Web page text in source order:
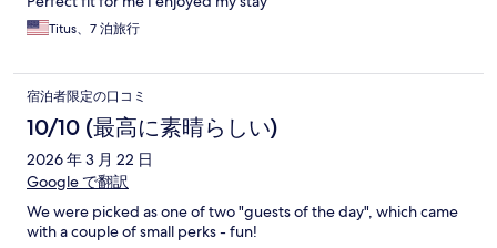
Titus、7 泊旅行
宿泊者限定の口コミ
10/10 (最高に素晴らしい)
2026 年 3 月 22 日
Google で翻訳
We were picked as one of two "guests of the day", which came
with a couple of small perks - fun!